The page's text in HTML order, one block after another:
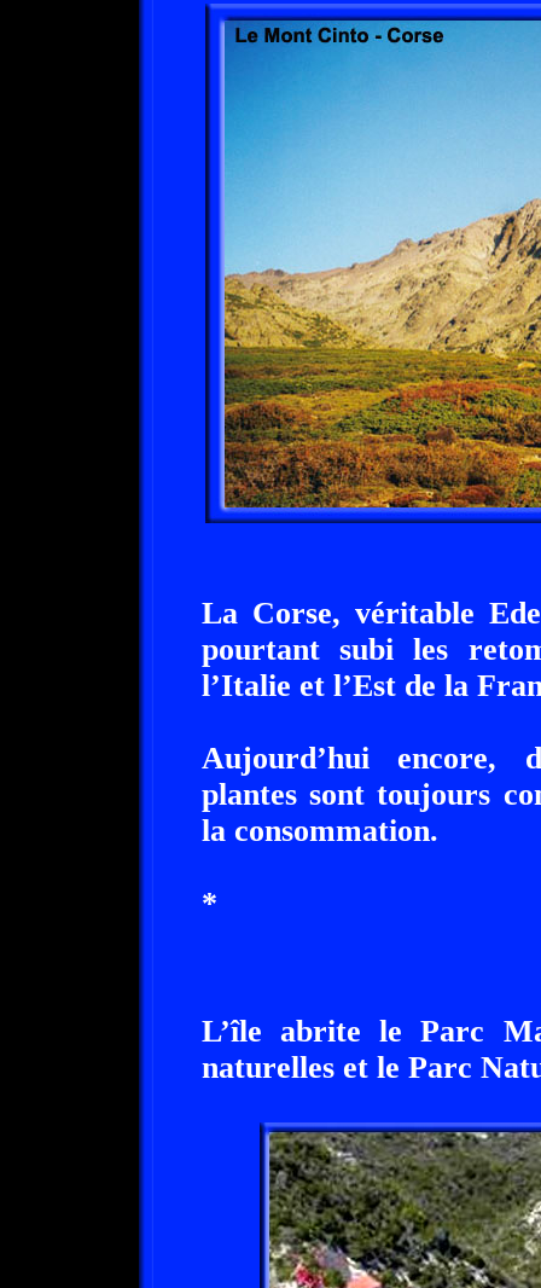
La Corse, véritable
pourtant subi les
l’Italie et l’Est de la
Aujourd’hui encore,
plantes sont toujours
la consommation.
*
L’île abrite le Parc
naturelles et le Parc